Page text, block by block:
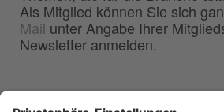
Als Mitglied können Sie sich
Mail unter Angabe Ihrer
Newsletter anmelden.